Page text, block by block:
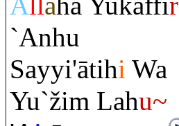
`Anhu
Sayyi'ātihi Wa
Yu`žim Lahu~